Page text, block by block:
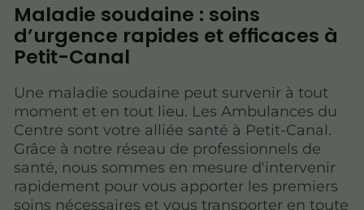
Maladie soudaine : soins
d’urgence rapides et efficaces à
Petit-Canal
Une maladie soudaine peut survenir à tout
moment et en tout lieu. Les Ambulances du
Centre sont votre alliée santé à Petit-Canal.
Grâce à notre réseau de professionnels de
santé, nous sommes en mesure d'intervenir
rapidement pour vous apporter les premiers
soins nécessaires et vous transporter en toute